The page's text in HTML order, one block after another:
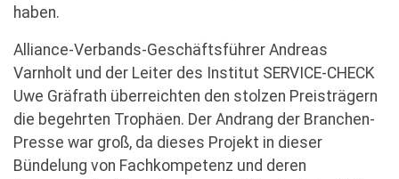
haben.
Alliance-Verbands-Geschäftsführer Andreas
Varnholt und der Leiter des Institut SERVICE-CHECK
Uwe Gräfrath überreichten den stolzen Preisträgern
die begehrten Trophäen. Der Andrang der Branchen-
Presse war groß, da dieses Projekt in dieser
Bündelung von Fachkompetenz und deren